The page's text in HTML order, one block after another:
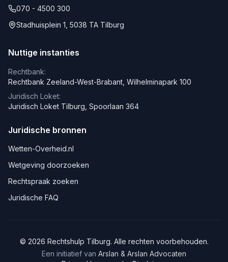
070 - 4500 300
Stadhuisplein 1, 5038 TA Tilburg
Nuttige instanties
Rechtbank:
Rechtbank Zeeland-West-Brabant, Wilhelminapark 100
Juridisch Loket:
Juridisch Loket Tilburg, Spoorlaan 364
Juridische bronnen
Wetten-Overheid.nl
Wetgeving doorzoeken
Rechtspraak zoeken
Juridische FAQ
© 2026 Rechtshulp Tilburg. Alle rechten voorbehouden.
Een initiatief van Arslan & Arslan Advocaten